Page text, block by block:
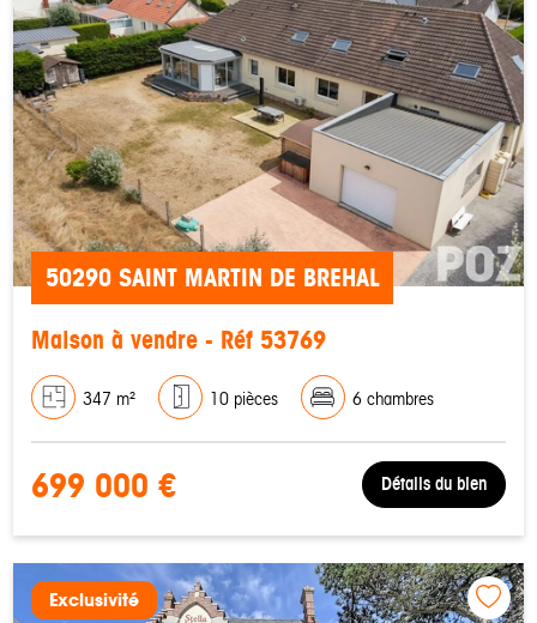
50290 SAINT MARTIN DE BREHAL
Maison à vendre - Réf 53769
347 m² 10 pièces 6 chambres
699 000 € Détails du bien
Exclusivité